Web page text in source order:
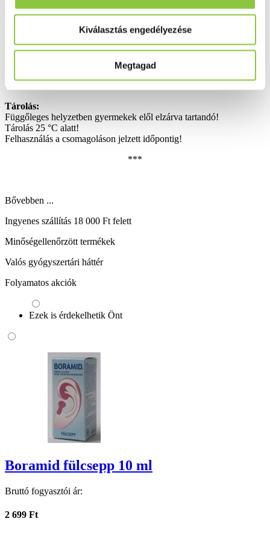
Kiválasztás engedélyezése
Megtagad
Ha kétségei vannak vagy régebben komolyabb hallószervi
Szembe ne kerüljön! Ha mégis szembe kerül, öblítse ki bő vízzel
legalább 10-15 percen keresztül, közben húzza szét a szemhéjat, és
vigyázzon, hogy a termék a másik szemébe ne kerüljön!
Ha az alkalmazás során irritációt vagy fájdalmat észlel, és a tünetek
orvosával.
Tárolás:
Függőleges helyzetben gyermekek elől elzárva tartandó!
Tárolás 25 °C alatt!
Felhasználás a csomagoláson jelzett időpontig!
***
Bővebben ...
Ingyenes szállítás 18 000 Ft felett
Minőségellenőrzött termékek
Valós gyógyszertári háttér
Folyamatos akciók
Ezek is érdekelhetik Önt
Boramid fülcsepp 10 ml
Bruttó fogyasztói ár:
2 699 Ft